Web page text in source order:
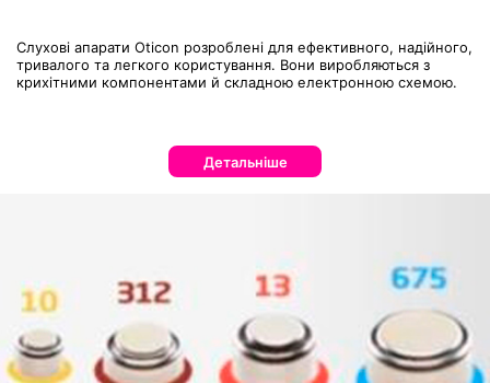
Слухові апарати Oticon розроблені для ефективного, надійного,
тривалого та легкого користування. Вони виробляються з
крихітними компонентами й складною електронною схемою.
Детальніше